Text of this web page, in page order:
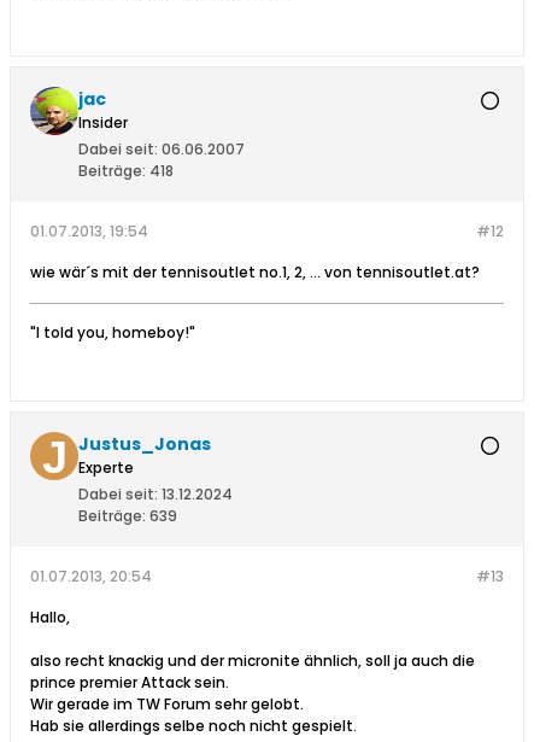
jac
Insider
Dabei seit: 06.06.2007
Beiträge: 418
#12
01.07.2013, 19:54
wie wär´s mit der tennisoutlet no.1, 2, ... von tennisoutlet.at?
"I told you, homeboy!"
Justus_Jonas
Experte
Dabei seit: 13.12.2024
Beiträge: 639
#13
01.07.2013, 20:54
Hallo,
also recht knackig und der micronite ähnlich, soll ja auch die
prince premier Attack sein.
Wir gerade im TW Forum sehr gelobt.
Hab sie allerdings selbe noch nicht gespielt.